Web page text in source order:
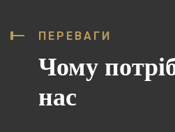
ПЕРЕВАГИ
Чому
нас